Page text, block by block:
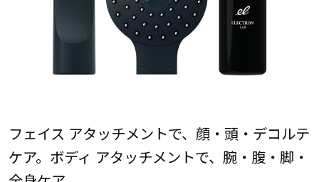
フェイス アタッチメントで、顔・頭・デコルテ
ケア。ボディ アタッチメントで、腕・腹・脚・